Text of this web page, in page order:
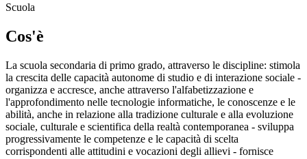
Scuola
Cos'è
La scuola secondaria di primo grado, attraverso le discipline: stimola
la crescita delle capacità autonome di studio e di interazione sociale -
organizza e accresce, anche attraverso l'alfabetizzazione e
l'approfondimento nelle tecnologie informatiche, le conoscenze e le
abilità, anche in relazione alla tradizione culturale e alla evoluzione
sociale, culturale e scientifica della realtà contemporanea - sviluppa
progressivamente le competenze e le capacità di scelta
corrispondenti alle attitudini e vocazioni degli allievi - fornisce